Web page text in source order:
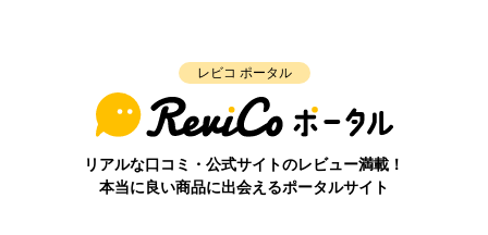
レビコ ポータル
リアルな口コミ・公式サイトのレビュー満載！
本当に良い商品に出会えるポータルサイト